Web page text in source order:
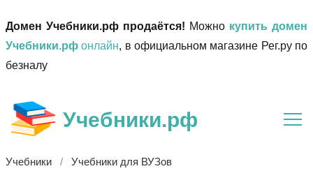
Домен Учебники.рф продаётся! Можно купить домен
Учебники.рф онлайн, в официальном магазине Рег.ру по
безналу
Учебники.рф
Учебники
Учебники для ВУЗов